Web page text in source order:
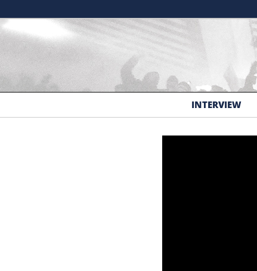
Aller au contenu principal
INTERVIEW